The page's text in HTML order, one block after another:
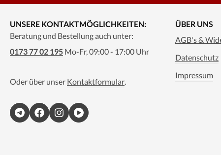
UNSERE KONTAKTMÖGLICHKEITEN:
Beratung und Bestellung auch unter:
0173 77 02 195 Mo-Fr, 09:00 - 17:00 Uhr
Oder über unser Kontaktformular.
ÜBER UNS
AGB's &
Datenschutz
Impressum